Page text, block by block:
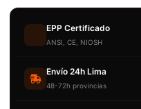
EPP Certificado
ANSI, CE, NIOSH
Envío 24h Lima
48-72h provincias